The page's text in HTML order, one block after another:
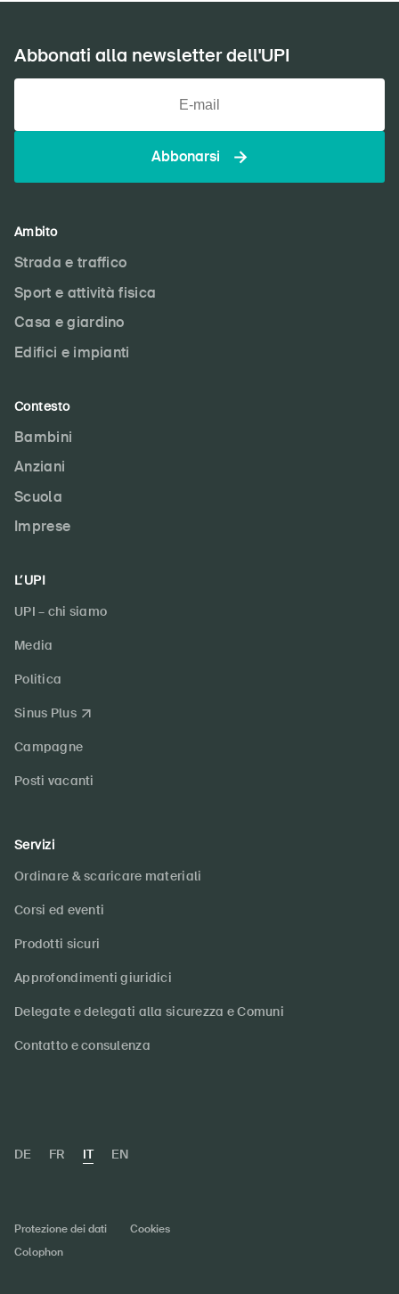
Abbonati alla newsletter dell'UPI
Abbonarsi
Ambito
Strada e traffico
Sport e attività fisica
Casa e giardino
Edifici e impianti
Contesto
Bambini
Anziani
Scuola
Imprese
L’UPI
UPI – chi siamo
Media
Politica
Sinus Plus
Campagne
Posti vacanti
Servizi
Ordinare & scaricare materiali
Corsi ed eventi
Prodotti sicuri
Approfondimenti giuridici
Delegate e delegati alla sicurezza e Comuni
Contatto e consulenza
DE FR IT EN
Protezione dei dati
Cookies
Colophon